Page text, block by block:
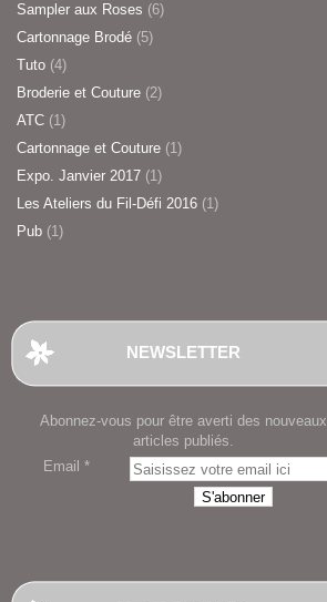
Sampler aux Roses (6)
Cartonnage Brodé (5)
Tuto (4)
Broderie et Couture (2)
ATC (1)
Cartonnage et Couture (1)
Expo. Janvier 2017 (1)
Les Ateliers du Fil-Défi 2016 (1)
Pub (1)
NEWSLETTER
Abonnez-vous pour être averti des nouveaux
articles publiés.
Email